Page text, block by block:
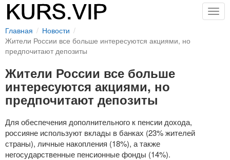
Главная
Новости
Жители России все больше интересуются акциями, но
предпочитают депозиты
Жители России все больше
интересуются акциями, но
предпочитают депозиты
Для обеспечения дополнительного к пенсии дохода,
россияне используют вклады в банках (23% жителей
страны), личные накопления (18%), а также
негосударственные пенсионные фонды (14%).